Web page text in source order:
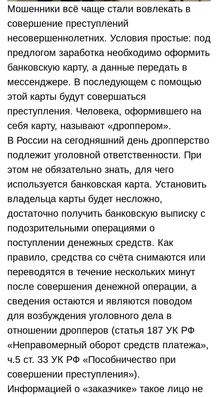
Мошенники всё чаще стали вовлекать в
совершение преступлений
несовершеннолетних. Условия простые: под
предлогом заработка необходимо оформить
банковскую карту, а данные передать в
мессенджере. В последующем с помощью
этой карты будут совершаться
преступления. Человека, оформившего на
себя карту, называют «дроппером».
В России на сегодняшний день дропперство
подлежит уголовной ответственности. При
этом не обязательно знать, для чего
используется банковская карта. Установить
владельца карты будет несложно,
достаточно получить банковскую выписку с
подозрительными операциями о
поступлении денежных средств. Как
правило, средства со счёта снимаются или
переводятся в течение нескольких минут
после совершения денежной операции, а
сведения остаются и являются поводом
для возбуждения уголовного дела в
отношении дропперов (статья 187 УК РФ
«Неправомерный оборот средств платежа»,
ч.5 ст. 33 УК РФ «Пособничество при
совершении преступления»).
Информацией о «заказчике» такое лицо не